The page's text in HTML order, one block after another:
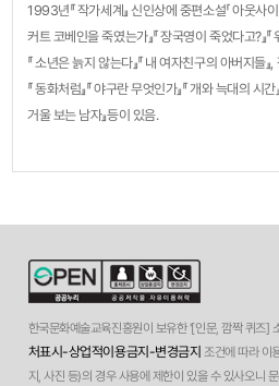
1993년『 작가세계』 신인상에 중편소설「 아웃사
커트 코베인을 죽였는가』『 장국영이 죽었다고?』『
『 소년은 늙지 않는다』『 내 여자친구의 아버지들』,
『 동화처럼』『 야구란 무엇인가』『 개와 늑대의 시
거울 보는 남자』등이 있음.
한국문화예술교육진흥원이 보유한 '[인문, 깜짝 퀴즈]
처표시-상업적이용금지-변경금지 조건에 따라 이
지, 사진 등)의 경우 사용에 제한이 있을 수 있사오니